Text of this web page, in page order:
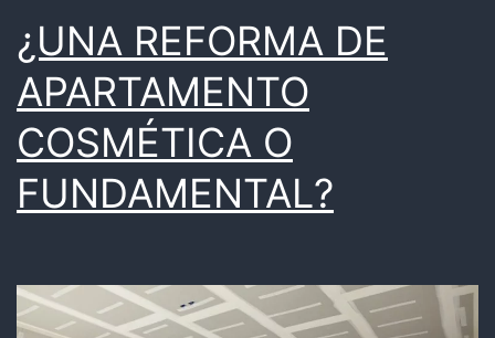
¿UNA REFORMA DE
APARTAMENTO
COSMÉTICA O
FUNDAMENTAL?